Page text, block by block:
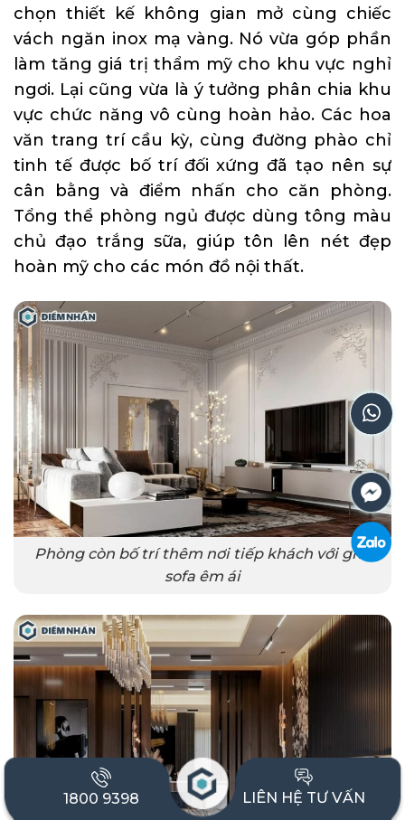
chọn thiết kế không gian mở cùng chiếc
vách ngăn inox mạ vàng. Nó vừa góp phần
làm tăng giá trị thẩm mỹ cho khu vực nghỉ
ngơi. Lại cũng vừa là ý tưởng phân chia khu
vực chức năng vô cùng hoàn hảo. Các hoa
văn trang trí cầu kỳ, cùng đường phào chỉ
tinh tế được bố trí đối xứng đã tạo nên sự
cân bằng và điểm nhấn cho căn phòng.
Tổng thể phòng ngủ được dùng tông màu
chủ đạo trắng sữa, giúp tôn lên nét đẹp
hoàn mỹ cho các món đồ nội thất.
Phòng còn bố trí thêm nơi tiếp khách với ghế
sofa êm ái
1800 9398 LIÊN HỆ TƯ VẤN